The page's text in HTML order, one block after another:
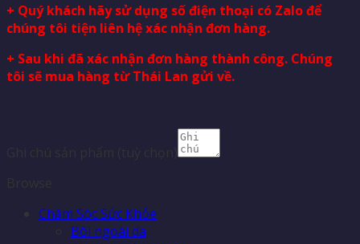
+ Quý khách hãy sử dụng số điện thoại có Zalo để
chúng tôi tiện liên hệ xác nhận đơn hàng.
+ Sau khi đã xác nhận đơn hàng thành công. Chúng
tôi sẽ mua hàng từ Thái Lan gửi về.
Chăm Sóc Sức Khỏe
Bôi ngoài da